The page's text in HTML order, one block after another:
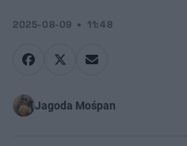
2025-08-09 11:48
Jagoda Mośpan